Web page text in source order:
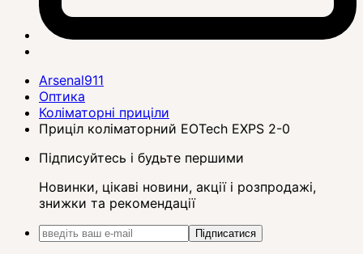
Arsenal911
Оптика
Коліматорні приціли
Приціл коліматорний EOTech EXPS 2-0
Підписуйтесь і будьте першими
Новинки, цікаві новини, акції і розпродажі,
знижки та рекомендації
Підписатися